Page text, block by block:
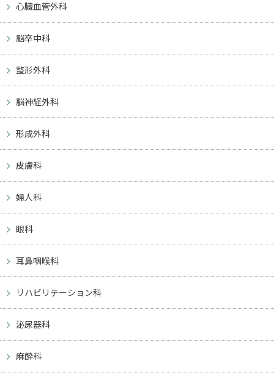
心臓血管外科
脳卒中科
整形外科
脳神経外科
形成外科
皮膚科
婦人科
眼科
耳鼻咽喉科
リハビリテーション科
泌尿器科
麻酔科